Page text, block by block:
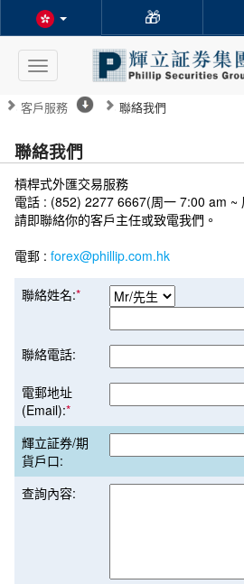
🎁
Toggle
navigation
客戶服務 聯絡我們
聯絡我們
槓桿式外匯交易服務
電話 : (852) 2277 6667(周一 7:00 am ~
請即聯絡你的客戶主任或致電我們。
電郵 : forex@phillip.com.hk
聯絡姓名:*
聯絡電話:
電郵地址
(Email):*
輝立証券/期
貨戶口:
查詢內容: